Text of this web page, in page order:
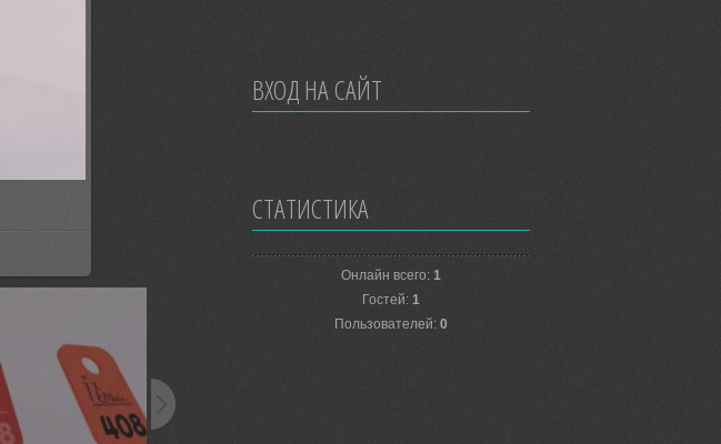
ВХОД НА САЙТ
СТАТИСТИКА
Онлайн всего: 1
Гостей: 1
Пользователей: 0